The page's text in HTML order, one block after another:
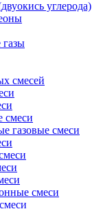
углерода)
смесей
смеси
газовые смеси
смеси